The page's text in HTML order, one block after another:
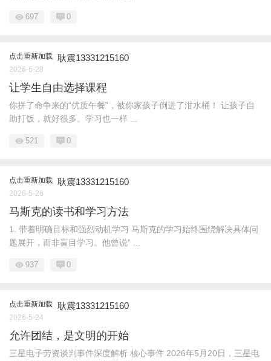
697 0
点击重新加载 耿震13331215160
2026-6-28
让学生自由选择课程
你拼了命争来的“优质午餐”，被你家孩子倒进了泔水桶！ 让孩子自
助打饭，就好很多。学习也一样 ...
521 0
点击重新加载 耿震13331215160
2026-5-26
马斯克的读书和学习方法
1. 带着明确目标和强烈动机学习 马斯克的学习始终围绕解决具体问
题展开，而非盲目学习。他曾说“ ...
937 0
点击重新加载 耿震13331215160
2026-5-24
允许团结，是文明的开始
三星电子劳资谈判事件深度解析 核心事件 2026年5月20日，三星电